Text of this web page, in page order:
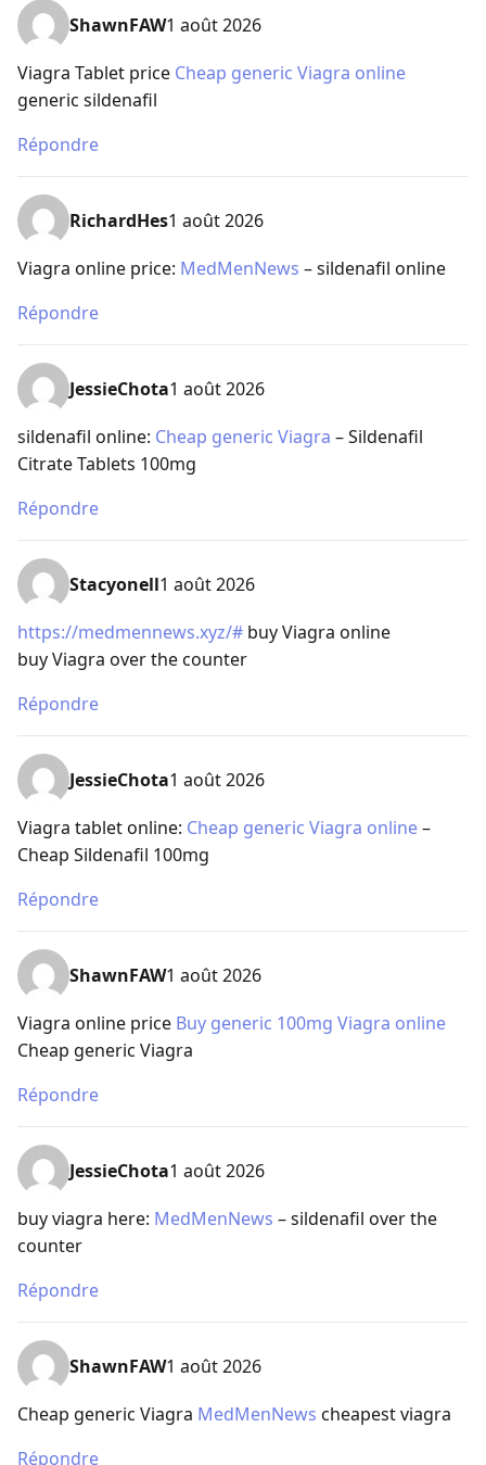
ShawnFAW1 août 2026
Viagra Tablet price Cheap generic Viagra online
generic sildenafil
Répondre
RichardHes1 août 2026
Viagra online price: MedMenNews – sildenafil online
Répondre
JessieChota1 août 2026
sildenafil online: Cheap generic Viagra – Sildenafil
Citrate Tablets 100mg
Répondre
Stacyonell1 août 2026
https://medmennews.xyz/# buy Viagra online
buy Viagra over the counter
Répondre
JessieChota1 août 2026
Viagra tablet online: Cheap generic Viagra online–
Cheap Sildenafil 100mg
Répondre
ShawnFAW1 août 2026
Viagra online price Buy generic 100mg Viagra online
Cheap generic Viagra
Répondre
JessieChota1 août 2026
buy viagra here: MedMenNews – sildenafil over the
counter
Répondre
ShawnFAW1 août 2026
Cheap generic Viagra MedMenNews cheapest viagra
Répondre